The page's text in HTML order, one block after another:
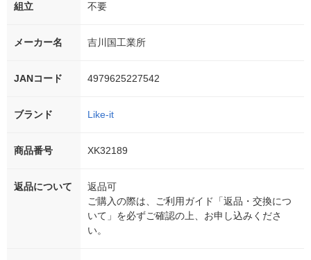
組立 不要
メーカー名 吉川国工業所
JANコード 4979625227542
ブランド Like-it
商品番号 XK32189
返品について
返品可
ご購入の際は、ご利用ガイド「返品・交換につ
いて」を必ずご確認の上、お申し込みくださ
い。